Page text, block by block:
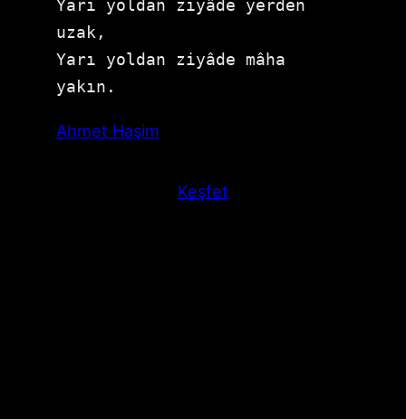
Yarı yoldan ziyâde yerden
uzak,
Yarı yoldan ziyâde mâha
yakın.
Ahmet Haşim
Keşfet